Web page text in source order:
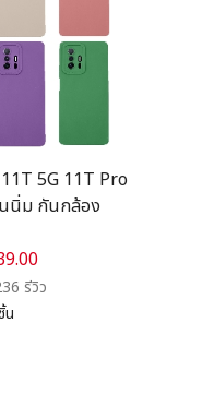
ค
ต์
5G 11T Pro
นนิ่ม กันกล้อง
รีวิว
น